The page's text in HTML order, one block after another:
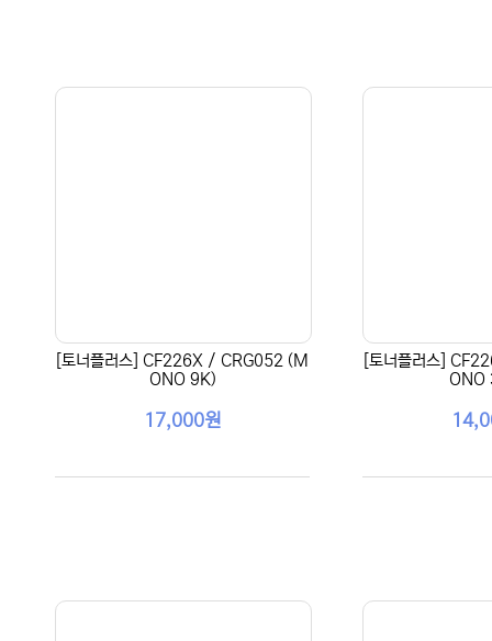
[토너플러스] CF226X / CRG052 (M
ONO 9K)
17,000원
[토너플러스]
ONO